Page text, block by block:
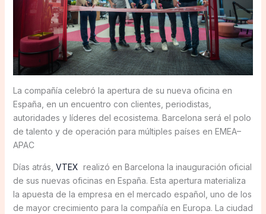
La compañía celebró la apertura de su nueva oficina en
España, en un encuentro con clientes, periodistas,
autoridades y líderes del ecosistema. Barcelona será el polo
de talento y de operación para múltiples países en EMEA–
APAC
Días atrás, VTEX realizó en Barcelona la inauguración oficial
de sus nuevas oficinas en España. Esta apertura materializa
la apuesta de la empresa en el mercado español, uno de los
de mayor crecimiento para la compañía en Europa. La ciudad